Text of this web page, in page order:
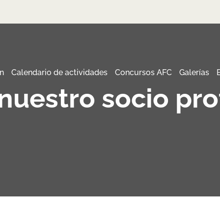
Calendario de actividades Concursos AFC Galerías
socio